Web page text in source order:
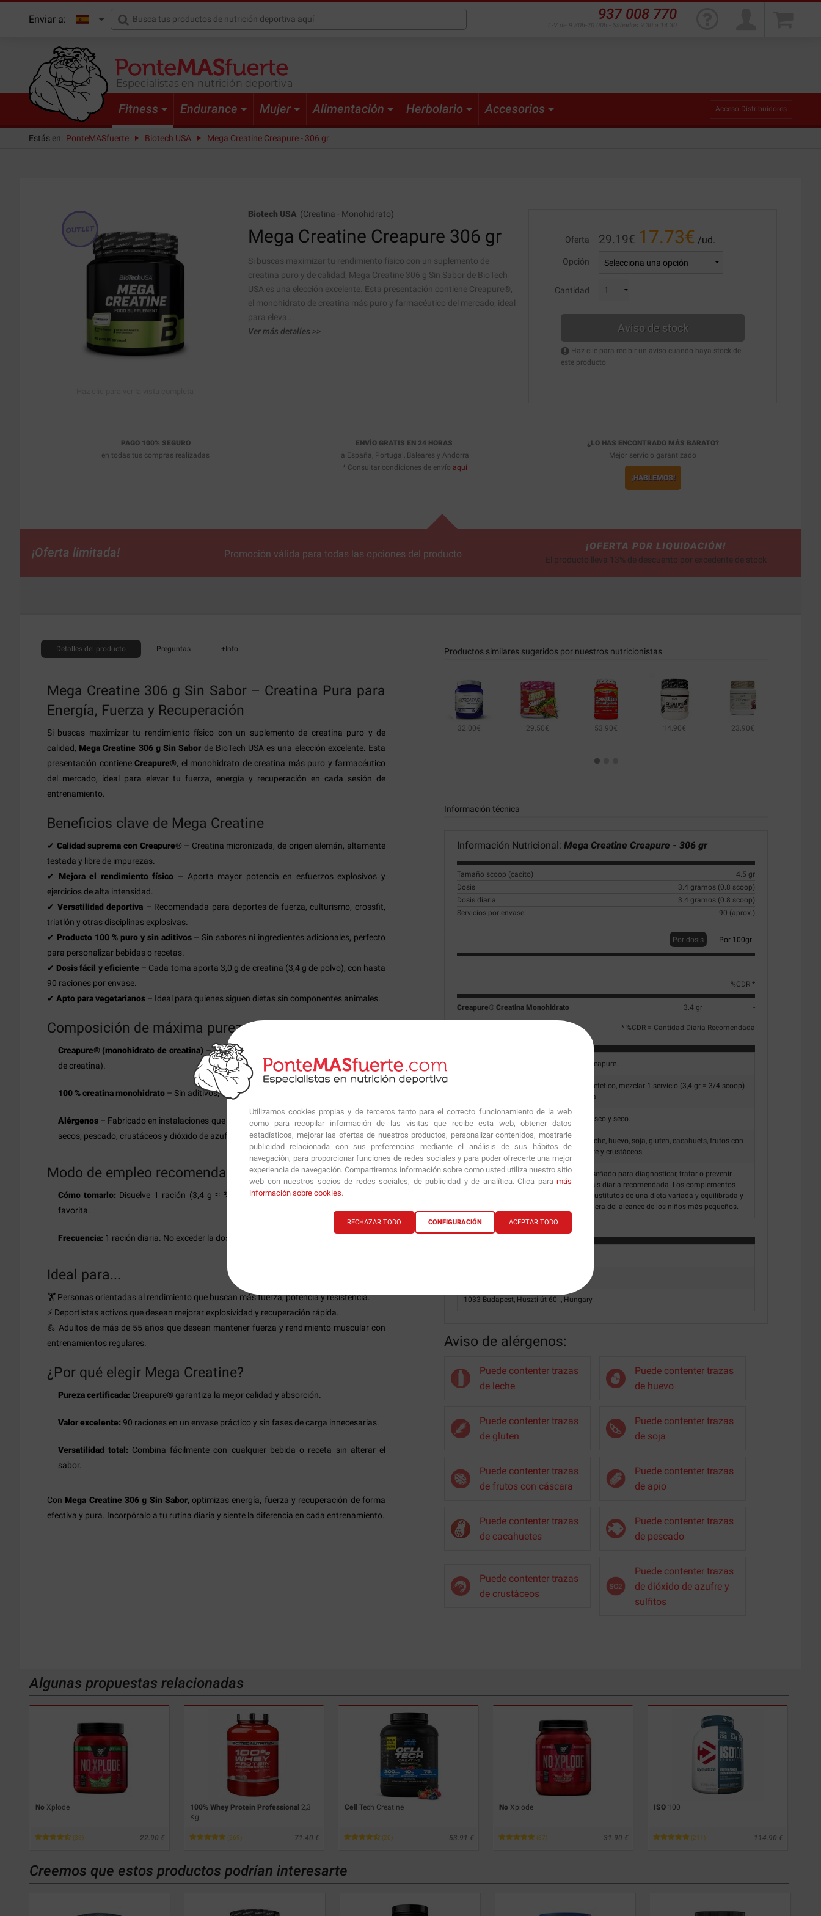
Utilizamos cookies propias y de terceros tanto para el correcto funcionamiento de la web
como para recopilar información de las visitas que recibe esta web, obtener datos
estadísticos, mejorar las ofertas de nuestros productos, personalizar contenidos, mostrarle
publicidad relacionada con sus preferencias mediante el análisis de sus hábitos de
navegación, para proporcionar funciones de redes sociales y para poder ofrecerte una mejor
experiencia de navegación. Compartiremos información sobre como usted utiliza nuestro sitio
web con nuestros socios de redes sociales, de publicidad y de analítica. Clica para más
información sobre cookies.
ACEPTAR TODO
RECHAZAR TODO CONFIGURACIÓN
Enviar a: 937 008 770
Especialistas en nutrición deportiva
Fitness Endurance Mujer Alimentación Herbolario Accesorios Acceso Distribuidores
Estás en: PonteMASfuerte Biotech USA Mega Creatine Creapure - 306 gr
Biotech USA (Creatina - Monohidrato)
Mega Creatine Creapure 306 gr
Si buscas maximizar tu rendimiento físico con un suplemento de
creatina puro y de calidad, Mega Creatine 306 g Sin Sabor de BioTech
USA es una elección excelente. Esta presentación contiene Creapure®,
el monohidrato de creatina más puro y farmacéutico del mercado, ideal
para eleva...
Ver más detalles >>
Oferta 29.19€ 17.73€ /ud.
Opción
Cantidad
Aviso de stock
Haz clic para recibir un aviso cuando haya stock de
este producto
PAGO 100% SEGURO
en todas tus compras realizadas
ENVÍO GRATIS EN 24 HORAS
a España, Portugal, Baleares y Andorra
* Consultar condiciones de envío aquí
¿LO HAS ENCONTRADO MÁS BARATO?
Mejor servicio garantizado
¡HABLEMOS!
¡Oferta limitada! Promoción válida para todas las opciones del producto
¡OFERTA POR LIQUIDACIÓN!
El producto lleva 13% de descuento por excedente de stock
Detalles del producto Preguntas +Info
Mega Creatine 306 g Sin Sabor – Creatina Pura para
Energía, Fuerza y Recuperación
Si buscas maximizar tu rendimiento físico con un suplemento de creatina puro y de
calidad, Mega Creatine 306 g Sin Sabor de BioTech USA es una elección excelente. Esta
presentación contiene Creapure®, el monohidrato de creatina más puro y farmacéutico
del mercado, ideal para elevar tu fuerza, energía y recuperación en cada sesión de
entrenamiento.
Beneficios clave de Mega Creatine
✔ Calidad suprema con Creapure® – Creatina micronizada, de origen alemán, altamente
testada y libre de impurezas.
✔ Mejora el rendimiento físico – Aporta mayor potencia en esfuerzos explosivos y
ejercicios de alta intensidad.
✔ Versatilidad deportiva – Recomendada para deportes de fuerza, culturismo, crossfit,
triatlón y otras disciplinas explosivas.
✔ Producto 100 % puro y sin aditivos– Sin sabores ni ingredientes adicionales, perfecto
para personalizar bebidas o recetas.
✔ Dosis fácil y eficiente– Cada toma aporta 3,0 g de creatina (3,4 g de polvo), con hasta
90 raciones por envase.
✔ Apto para vegetarianos – Ideal para quienes siguen dietas sin componentes animales.
Composición de máxima pureza
Creapure® (monohidrato de creatina) – 3 400 mg por ración (equivalente a 3 000 mg
de creatina).
100 % creatina monohidrato– Sin aditivos, solo creatina pura.
Alérgenos– Fabricado en instalaciones que procesan leche, huevo, gluten, soja, frutos
secos, pescado, crustáceos y dióxido de azufre.
Modo de empleo recomendado
Cómo tomarlo: Disuelve 1 ración (3,4 g ≈ ¾ de cucharada) en 300 ml de tu bebida
favorita.
Frecuencia: 1 ración diaria. No exceder la dosis recomendada.
Ideal para...
🏋️ Personas orientadas al rendimiento que buscan más fuerza, potencia y resistencia.
⚡ Deportistas activos que desean mejorar explosividad y recuperación rápida.
💪 Adultos de más de 55 años que desean mantener fuerza y rendimiento muscular con
entrenamientos regulares.
¿Por qué elegir Mega Creatine?
Pureza certificada: Creapure® garantiza la mejor calidad y absorción.
Valor excelente: 90 raciones en un envase práctico y sin fases de carga innecesarias.
Versatilidad total: Combina fácilmente con cualquier bebida o receta sin alterar el
sabor.
Con Mega Creatine 306 g Sin Sabor, optimizas energía, fuerza y recuperación de forma
efectiva y pura. Incorpóralo a tu rutina diaria y siente la diferencia en cada entrenamiento.
Productos similares sugeridos por nuestros nutricionistas
32.00€ 29.50€ 53.90€ 14.90€ 23.90€
Información técnica
Información Nutricional: Mega Creatine Creapure - 306 gr
Tamaño scoop (cacito)
4.5 gr
Dosis
3.4 gramos (0.8 scoop)
Dosis diaria
3.4 gramos (0.8 scoop)
Servicios por envase
90 (aprox.)
Por dosis Por 100gr
%CDR *
Creapure® Creatina Monohidrato 3.4 gr -
* %CDR = Cantidad Diaria Recomendada
Creatina monohidrato Creapure.
Como suplemento dietético, mezclar 1 servicio (3,4 gr = 3/4 scoop)
con 300 ml de agua y tomar 1 vez al día.
Conservación: Mantener en un lugar fresco y seco.
Alérgenos:Puede contener trazas de leche, huevo, soja, gluten, cacahuets, frutos con
cáscara, apio, pescado, dióxido de azufre y crustáceos.
Advertencias:Este producto no esta diseñado para diagnosticar, tratar o prevenir
ninguna enfermedad. No superar la dosis diaria recomendada. Los complementos
alimenticios no deben utilizarse como sustitutos de una dieta variada y equilibrada y
un estilo de vida saludable. Mantener fuera del alcance de los niños más pequeños.
1033 Budapest, Huszti út 60 ., Hungary
Aviso de alérgenos:
Puede contenter trazas
de leche
Puede contenter trazas
de huevo
Puede contenter trazas
de gluten
Puede contenter trazas
de soja
Puede contenter trazas
de frutos con cáscara
Puede contenter trazas
de apio
Puede contenter trazas
de cacahuetes
Puede contenter trazas
de pescado
Puede contenter trazas
de crustáceos
Puede contenter trazas
de dióxido de azufre y
sulfitos
Algunas propuestas relacionadas
No Xplode
(38) 22.90
100% Whey Protein Professional 2,3
Kg
(269) 71.40
Cell Tech Creatine
(20) 53.91
No Xplode
(87) 31.90
ISO 100
(211) 114.90
Creemos que estos productos podrían interesarte